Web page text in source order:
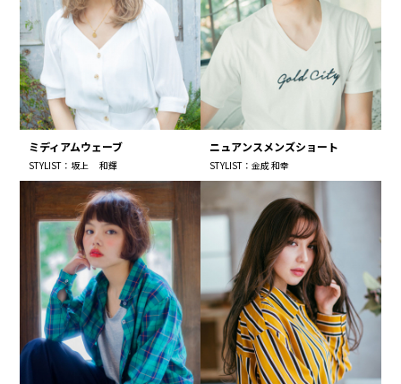
ミディアムウェーブ
STYLIST：坂上 和輝
ニュアンスメンズショート
STYLIST：金成 和幸